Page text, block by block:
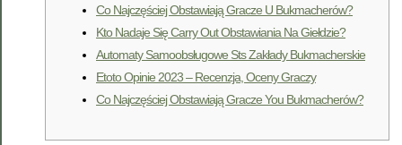
Co Najczęściej Obstawiają Gracze U Bukmacherów?
Kto Nadaje Się Carry Out Obstawiania Na Giełdzie?
Automaty Samoobsługowe Sts Zakłady Bukmacherskie
Etoto Opinie 2023 – Recenzja, Oceny Graczy
Co Najczęściej Obstawiają Gracze You Bukmacherów?